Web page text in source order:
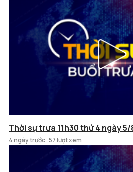
Thời sự trưa 11h30 thứ 4 ngày
4 ngày trước 57 lượt xem